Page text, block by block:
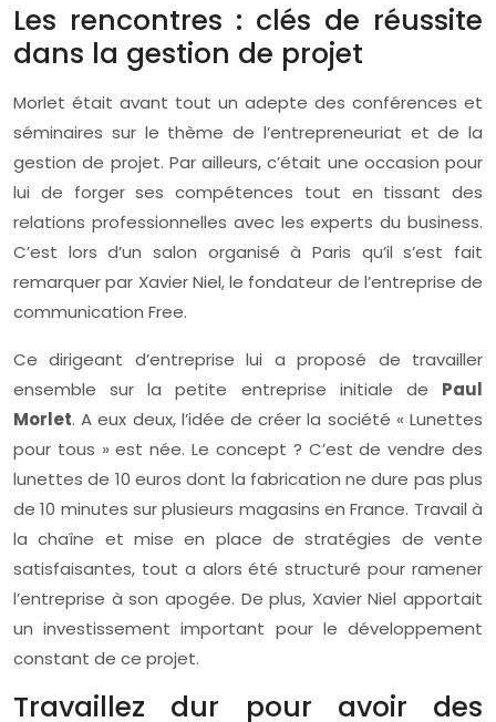
Les rencontres : clés de réussite
dans la gestion de projet
Morlet était avant tout un adepte des conférences et
séminaires sur le thème de l’entrepreneuriat et de la
gestion de projet. Par ailleurs, c’était une occasion pour
lui de forger ses compétences tout en tissant des
relations professionnelles avec les experts du business.
C’est lors d’un salon organisé à Paris qu’il s’est fait
remarquer par Xavier Niel, le fondateur de l’entreprise de
communication Free.
Ce dirigeant d’entreprise lui a proposé de travailler
ensemble sur la petite entreprise initiale de Paul
Morlet. A eux deux, l’idée de créer la société « Lunettes
pour tous » est née. Le concept ? C’est de vendre des
lunettes de 10 euros dont la fabrication ne dure pas plus
de 10 minutes sur plusieurs magasins en France. Travail à
la chaîne et mise en place de stratégies de vente
satisfaisantes, tout a alors été structuré pour ramener
l’entreprise à son apogée. De plus, Xavier Niel apportait
un investissement important pour le développement
constant de ce projet.
Travaillez dur pour avoir des